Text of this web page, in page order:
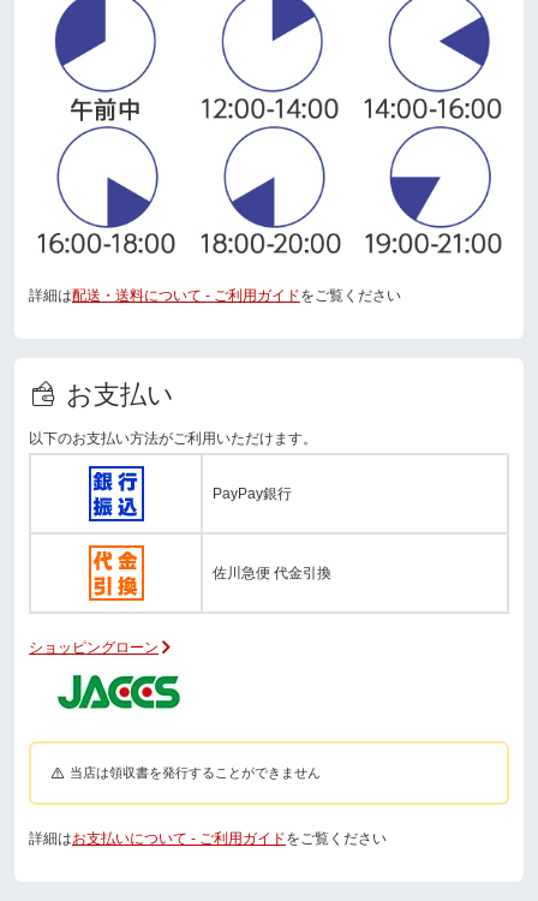
詳細は配送・送料について - ご利用ガイドをご覧ください
お支払い
以下のお支払い方法がご利用いただけます。
PayPay銀行
佐川急便 代金引換
ショッピングローン
当店は領収書を発行することができません
詳細はお支払いについて - ご利用ガイドをご覧ください